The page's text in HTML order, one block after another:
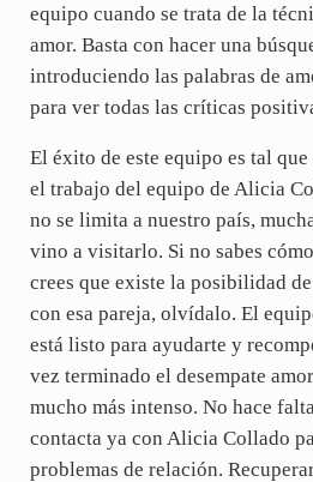
equipo cuando se trata de la
amor. Basta con hacer una
introduciendo las palabras de
para ver todas las críticas
El éxito de este equipo es tal
el trabajo del equipo de Alicia
no se limita a nuestro país,
vino a visitarlo. Si no sabes
crees que existe la posibilidad
con esa pareja, olvídalo. El
está listo para ayudarte y
vez terminado el desempate
mucho más intenso. No hace
contacta ya con Alicia Collado
problemas de relación.